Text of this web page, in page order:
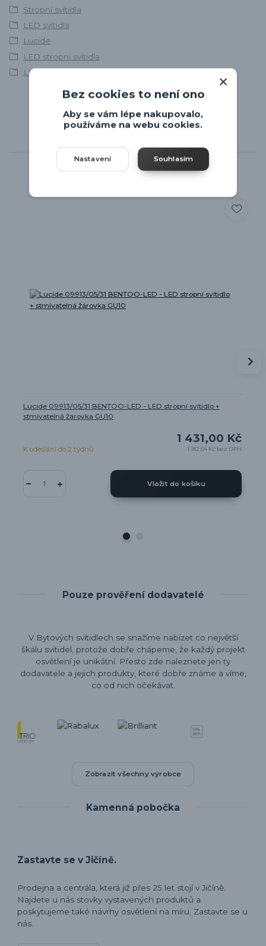
Stropní svítidla
LED svítidla
Lucide
LED stropní svítidla
LED stropní svítidla
Související zboží 2
Lucide 09913/05/31 BENTOO-LED - LED stropní svítidlo +
stmívatelná žárovka GU10
1 431,00 Kč
1 182,64 Kč bez DPH
K odeslání do 2 týdnů
Vložit do košíku
Pouze prověření dodavatelé
V Bytových svítidlech se snažíme nabízet co největší
škálu svítidel, protože dobře chápeme, že každý projekt
osvětlení je unikátní. Přesto zde naleznete jen ty
dodavatele a jejich produkty, které dobře známe a víme,
co od nich očekávat.
Zobrazit všechny výrobce
Kamenná pobočka
Zastavte se v Jičíně.
Prodejna a centrála, která již přes 25 let stojí v Jičíně.
Najdete u nás stovky vystavených produktů a
poskytujeme také návrhy osvětlení na míru. Zastavte se u
nás.
Bez cookies to není ono
Aby se vám lépe nakupovalo,
používáme na webu cookies.
Nastavení Souhlasím